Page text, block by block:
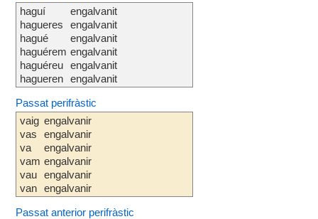
haguí
hagueres
hagué
haguérem
haguéreu
hagueren
engalvanit
engalvanit
engalvanit
engalvanit
engalvanit
engalvanit
Passat perifràstic
vaig
vas
va
vam
vau
van
engalvanir
engalvanir
engalvanir
engalvanir
engalvanir
engalvanir
Passat anterior perifràstic